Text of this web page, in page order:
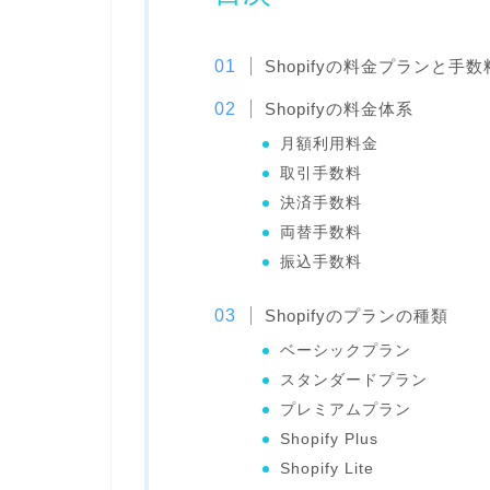
Shopifyの料金プランと手数
Shopifyの料金体系
月額利用料金
取引手数料
決済手数料
両替手数料
振込手数料
Shopifyのプランの種類
ベーシックプラン
スタンダードプラン
プレミアムプラン
Shopify Plus
Shopify Lite